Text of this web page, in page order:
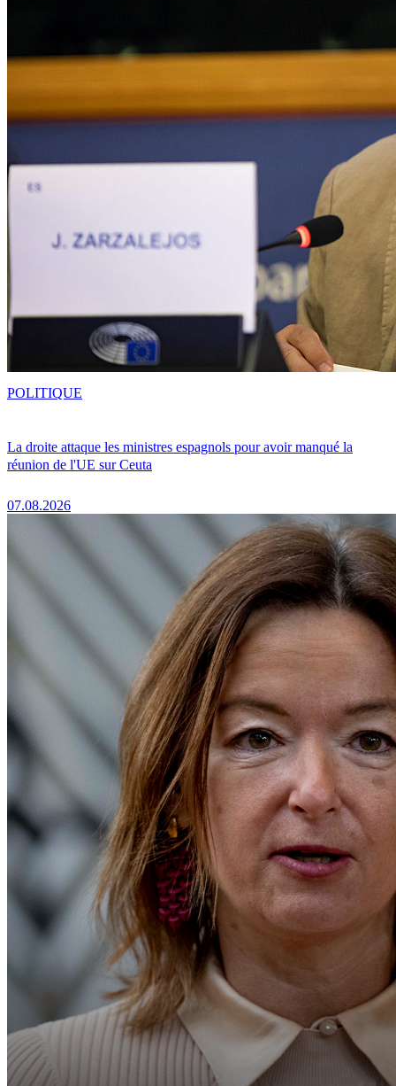
La droite attaque les ministres espagnols pour avoir manqué la
réunion de l'UE sur Ceuta
07.08.2026
POLITIQUE